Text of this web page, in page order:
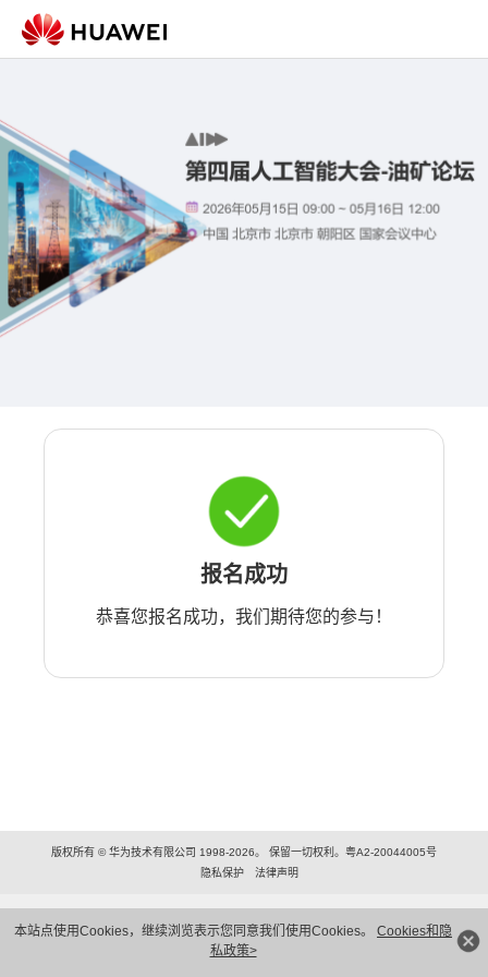
本站点使用Cookies，继续浏览表示您同意我们使用Cookies。 Cookies和隐
私政策>
报名成功
恭喜您报名成功，我们期待您的参与！
版权所有 © 华为技术有限公司 1998-2026。 保留一切权利。粤A2-20044005号
隐私保护
法律声明